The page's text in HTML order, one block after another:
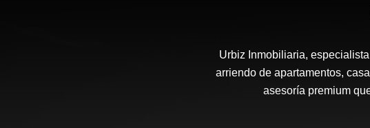
Urbiz Inmobiliaria,
arriendo de apartamentos,
asesoría premium